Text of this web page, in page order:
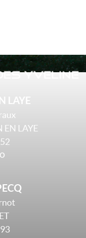
LAYE
EN LAYE